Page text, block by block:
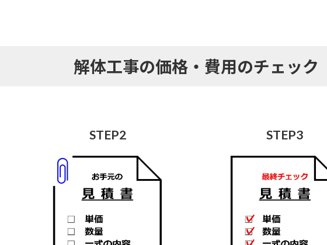
解体工事の価格・費用のチェック
STEP2 STEP3